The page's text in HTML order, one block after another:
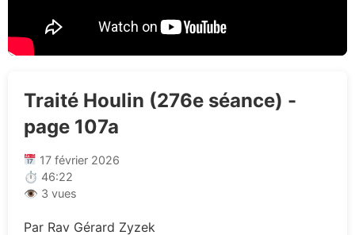
Traité Houlin (276e séance) -
page 107a
17 février 2026
⏱ 46:22
👁 3 vues
Par Rav Gérard Zyzek